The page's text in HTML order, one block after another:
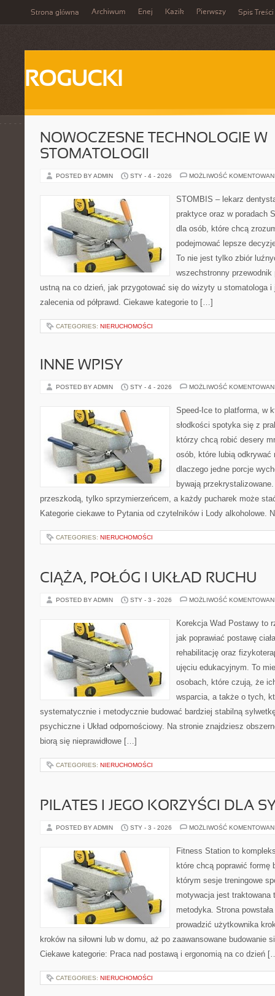
Strona główna Archiwum Enej Kazik Pierwszy Spis Treści
ROGUCKI
NOWOCZESNE TECHNOLOGIE W
STOMATOLOGII
POSTED BY ADMIN STY - 4 - 2026 MOŻLIWOŚĆ
STOMBIS – lekarz
praktyce oraz w poradach
dla osób, które chcą
podejmować lepsze
To nie jest tylko zbiór
wszechstronny
ustną na co dzień, jak przygotować się do wizyty u stomatologa
zalecenia od półprawd. Ciekawe kategorie to […]
CATEGORIES: NIERUCHOMOŚCI
INNE WPISY
POSTED BY ADMIN STY - 4 - 2026 MOŻLIWOŚĆ
Speed-Ice to platforma, w
słodkości spotyka się z
którzy chcą robić desery
osób, które lubią
dlaczego jedne porcje
bywają
przeszkodą, tylko sprzymierzeńcem, a każdy pucharek może
Kategorie ciekawe to Pytania od czytelników i Lody alkoholowe.
CATEGORIES: NIERUCHOMOŚCI
CIĄŻA, POŁÓG I UKŁAD RUCHU
POSTED BY ADMIN STY - 3 - 2026 MOŻLIWOŚĆ
Korekcja Wad Postawy to
jak poprawiać postawę
rehabilitację oraz
ujęciu edukacyjnym. To
osobach, które czują, że
wsparcia, a także o tych,
systematycznie i metodycznie budować bardziej stabilną
psychiczne i Układ odpornościowy. Na stronie znajdziesz
biorą się nieprawidłowe […]
CATEGORIES: NIERUCHOMOŚCI
PILATES I JEGO KORZYŚCI DLA
POSTED BY ADMIN STY - 3 - 2026 MOŻLIWOŚĆ
Fitness Station to
które chcą poprawić formę
którym sesje treningowe
motywacja jest traktowana
metodyka. Strona
prowadzić użytkownika
kroków na siłowni lub w domu, aż po zaawansowane budowanie
Ciekawe kategorie: Praca nad postawą i ergonomią na co dzień
CATEGORIES: NIERUCHOMOŚCI